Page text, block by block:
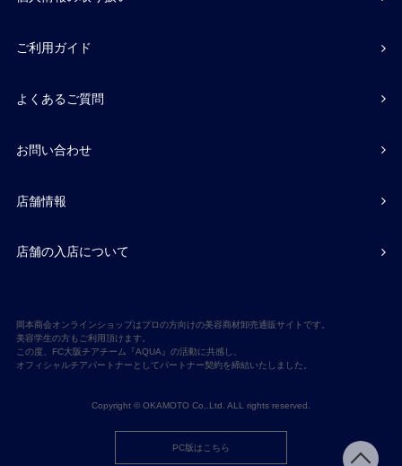
ご利用ガイド
よくあるご質問
お問い合わせ
店舗情報
店舗の入店について
岡本商会オンラインショップはプロの方向けの美容商材卸売通販サイトです。
美容学生の方もご利用頂けます。
この度、FC大阪チアチーム『AQUA』の活動に共感し、
オフィシャルチアパートナーとしてパートナー契約を締結いたしました。
Copyright © OKAMOTO Co,.Ltd. ALL rights reserved.
PC版はこちら